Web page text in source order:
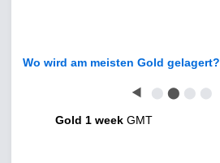
Wo wird am meisten Gold gelagert?
◀ ⬤ ⬤ ⬤ ⬤
Gold 1 week GMT